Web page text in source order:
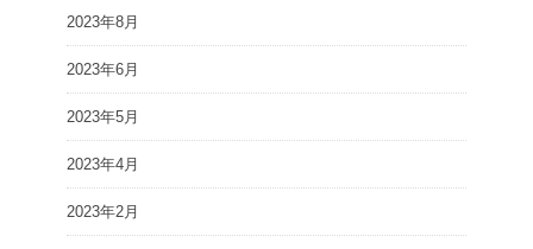
2023年8月
2023年6月
2023年5月
2023年4月
2023年2月